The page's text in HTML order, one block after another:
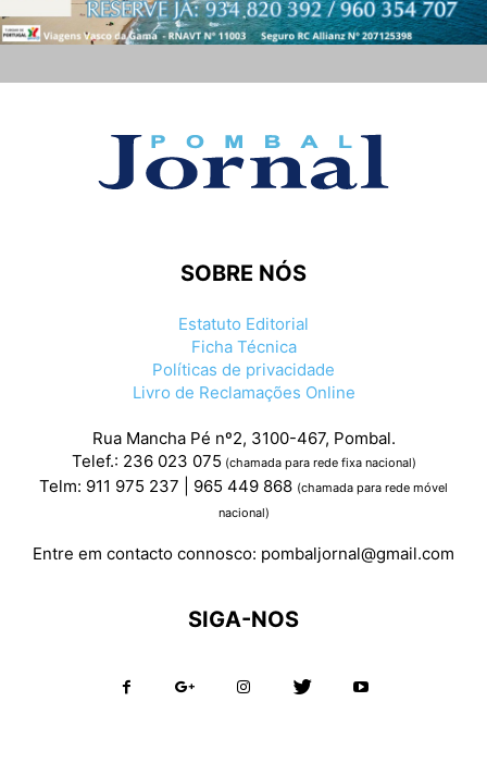
SOBRE NÓS
Estatuto Editorial
Ficha Técnica
Políticas de privacidade
Livro de Reclamações Online
Rua Mancha Pé nº2, 3100-467, Pombal.
Telef.: 236 023 075 (chamada para rede fixa nacional)
Telm: 911 975 237 | 965 449 868 (chamada para rede móvel
nacional)
Entre em contacto connosco: pombaljornal@gmail.com
SIGA-NOS